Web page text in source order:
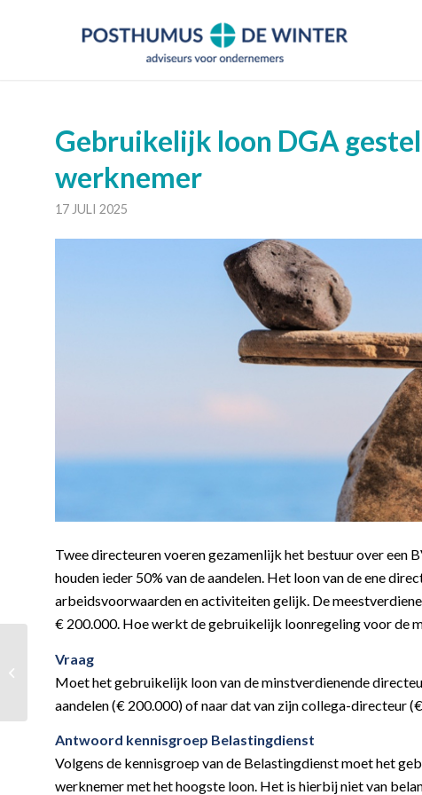
Gebruikelijk loon DGA
werknemer
17 JULI 2025
Twee directeuren voeren gezamenlijk het bestuur over een
houden ieder 50% van de aandelen. Het loon van de ene
arbeidsvoorwaarden en activiteiten gelijk. De
€ 200.000. Hoe werkt de gebruikelijk loonregeling voor de
Vraag
Moet het gebruikelijk loon van de minstverdienende
aandelen (€ 200.000) of naar dat van zijn collega-directeur
Antwoord kennisgroep Belastingdienst
Volgens de kennisgroep van de Belastingdienst moet het
werknemer met het hoogste loon. Het is hierbij niet van
doelmatigheidsgrens
binnen de
werkkostenregeling?